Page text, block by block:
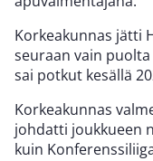
Korkeakunnas jätti
seuraan vain
sai potkut kesällä
Korkeakunnas
johdatti joukkueen
kuin